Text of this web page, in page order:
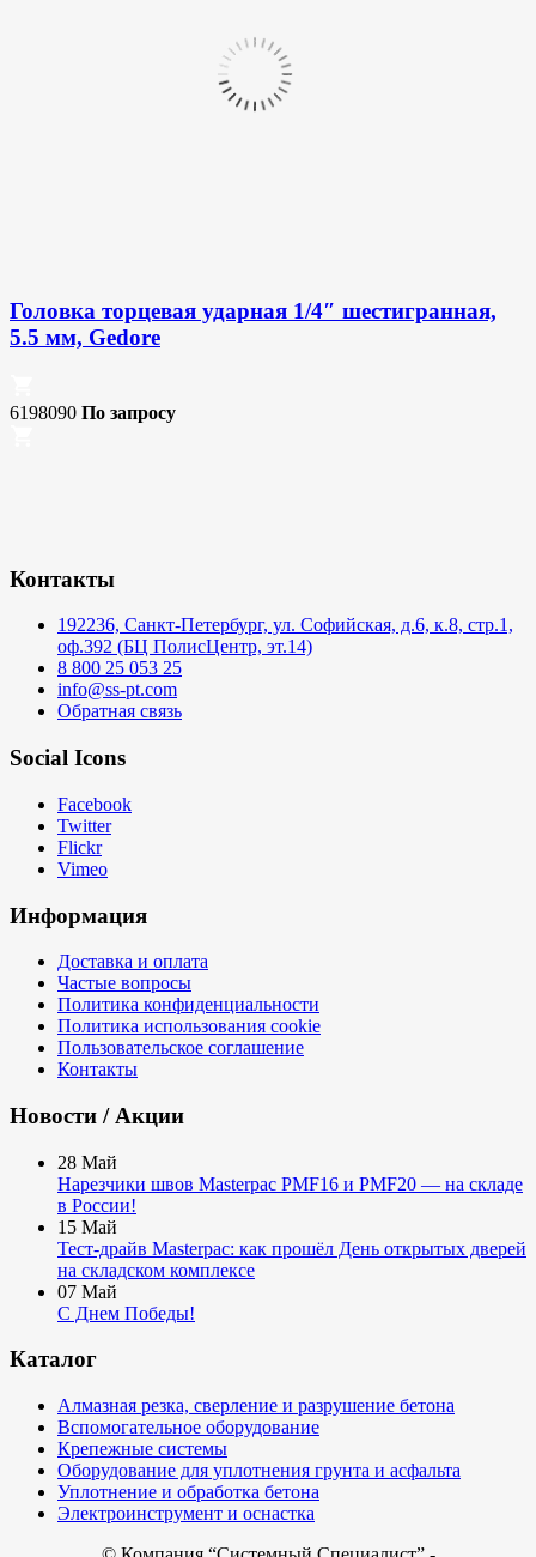
Головка торцевая ударная 1/4″ шестигранная,
5.5 мм, Gedore
6198090 По запросу
Контакты
192236, Санкт-Петербург, ул. Софийская, д.6, к.8, стр.1,
оф.392 (БЦ ПолисЦентр, эт.14)
8 800 25 053 25
info@ss-pt.com
Обратная связь
Social Icons
Facebook
Twitter
Flickr
Vimeo
Информация
Доставка и оплата
Частые вопросы
Политика конфиденциальности
Политика использования cookie
Пользовательское соглашение
Контакты
Новости / Акции
28 Май
Нарезчики швов Masterpac PMF16 и PMF20 — на складе
в России!
15 Май
Тест-драйв Masterpac: как прошёл День открытых дверей
на складском комплексе
07 Май
С Днем Победы!
Каталог
Алмазная резка, сверление и разрушение бетона
Вспомогательное оборудование
Крепежные системы
Оборудование для уплотнения грунта и асфальта
Уплотнение и обработка бетона
Электроинструмент и оснастка